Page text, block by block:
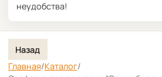
неудобства!
Назад
Главная/Каталог/